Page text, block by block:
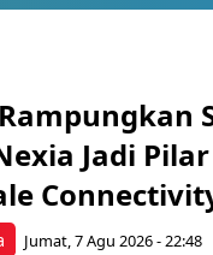
Jadi
Jumat, 7 Agu 2026 - 22:48